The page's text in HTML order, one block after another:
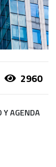
2960
Y AGENDA